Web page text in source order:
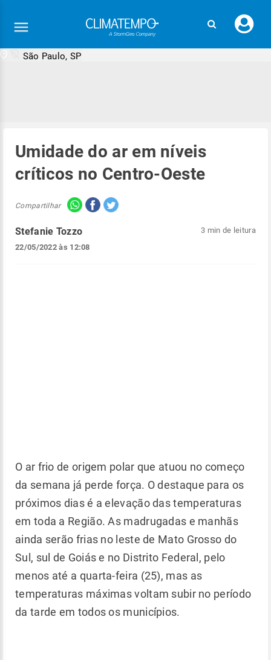
seu
São Paulo, SP
Umidade do ar em níveis
críticos no Centro-Oeste
Compartilhar
Stefanie Tozzo
22/05/2022 às 12:08
3 min de leitura
O ar frio de origem polar que atuou no começo
da semana já perde força. O destaque para os
próximos dias é a elevação das temperaturas
em toda a Região. As madrugadas e manhãs
ainda serão frias no leste de Mato Grosso do
Sul, sul de Goiás e no Distrito Federal, pelo
menos até a quarta-feira (25), mas as
temperaturas máximas voltam subir no período
da tarde em todos os municípios.